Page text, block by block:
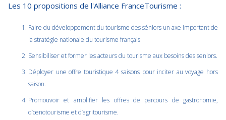
Les 10 propositions de l'Alliance FranceTourisme :
Faire du développement du tourisme des séniors un axe important de
la stratégie nationale du tourisme français.
Sensibiliser et former les acteurs du tourisme aux besoins des seniors.
Déployer une offre touristique 4 saisons pour inciter au voyage hors
saison.
Promouvoir et amplifier les offres de parcours de gastronomie,
d’œnotourisme et d’agritourisme.